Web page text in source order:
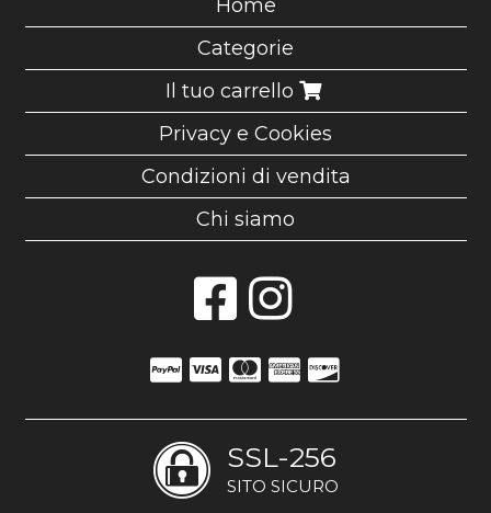
Home
Categorie
Il tuo carrello
Privacy e Cookies
Condizioni di vendita
Chi siamo
SSL-256
SITO SICURO